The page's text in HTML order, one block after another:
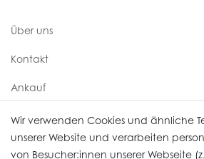
Über uns
Kontakt
Ankauf
Uhren Service
Vertrag widerrufen
Wir verwenden Cookies und ähnliche
unserer Website und verarbeiten
von Besucher:innen unserer Webseite